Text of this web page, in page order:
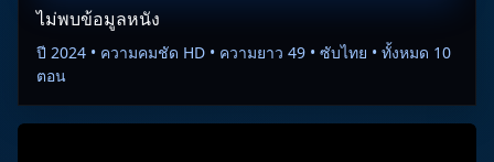
ไม่พบข้อมูลหนัง
ปี 2024 • ความคมชัด HD • ความยาว 49 • ซับไทย • ทั้งหมด 10
ตอน